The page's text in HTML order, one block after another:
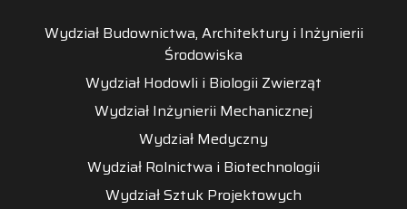
Wydział Budownictwa, Architektury i Inżynierii
Środowiska
Wydział Hodowli i Biologii Zwierząt
Wydział Inżynierii Mechanicznej
Wydział Medyczny
Wydział Rolnictwa i Biotechnologii
Wydział Sztuk Projektowych